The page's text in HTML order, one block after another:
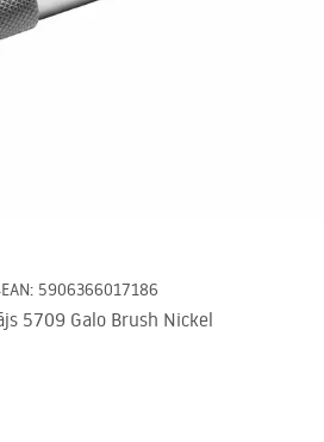
EAN: 5906366017186
5709 Galo Brush Nickel